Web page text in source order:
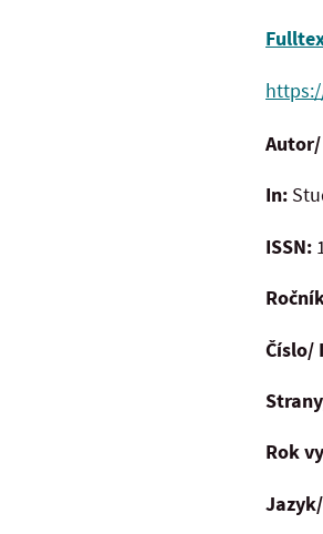
In:
ISSN:
Číslo/
Rok